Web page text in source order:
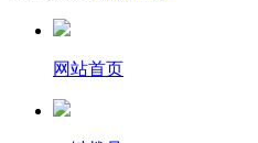
网站首页